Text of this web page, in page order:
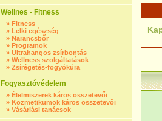
Wellnes - Fitness
» Fitness
» Lelki egészség
» Narancsbőr
» Programok
» Ultrahangos zsírbontás
» Wellness szolgáltatások
» Zsírégetés-fogyókúra
Fogyasztóvédelem
» Élelmiszerek káros összetevői
» Kozmetikumok káros összetevői
» Vásárlási tanácsok